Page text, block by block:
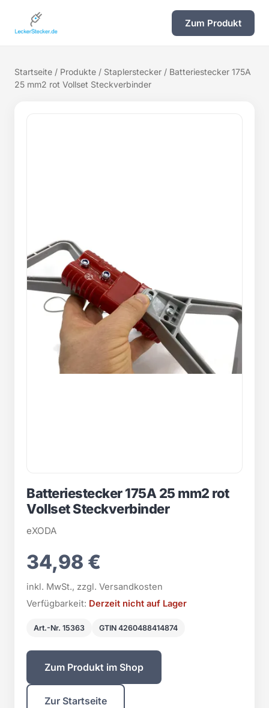
Zum Produkt
Startseite / Produkte / Staplerstecker / Batteriestecker 175A
25 mm2 rot Vollset Steckverbinder
Batteriestecker 175A 25 mm2 rot
Vollset Steckverbinder
eXODA
34,98 €
inkl. MwSt., zzgl. Versandkosten
Verfügbarkeit: Derzeit nicht auf Lager
Art.-Nr. 15363 GTIN 4260488414874
Zum Produkt im Shop
Zur Startseite